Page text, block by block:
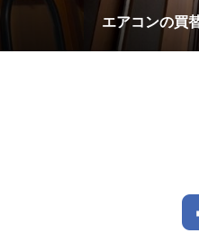
エアコンの買